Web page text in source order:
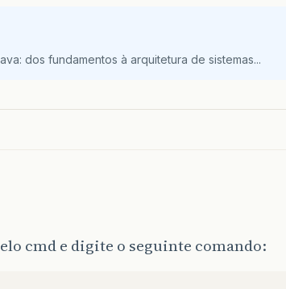
dos fundamentos à arquitetura de sistemas...
cmd e digite o seguinte comando: